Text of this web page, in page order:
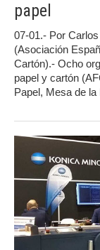
papel
07-01.- Por
(Asociación
Cartón).- Ocho
papel y cartón
Papel, Mesa de la